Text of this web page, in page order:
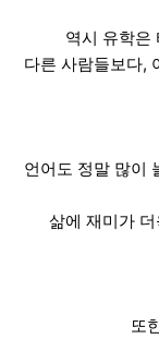
역시 유학은
다른 사람들보다,
언어도 정말 많이
삶에 재미가
또